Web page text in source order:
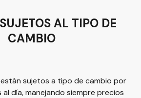
AL TIPO DE
CAMBIO
sujetos a tipo de cambio por
día, manejando siempre precios